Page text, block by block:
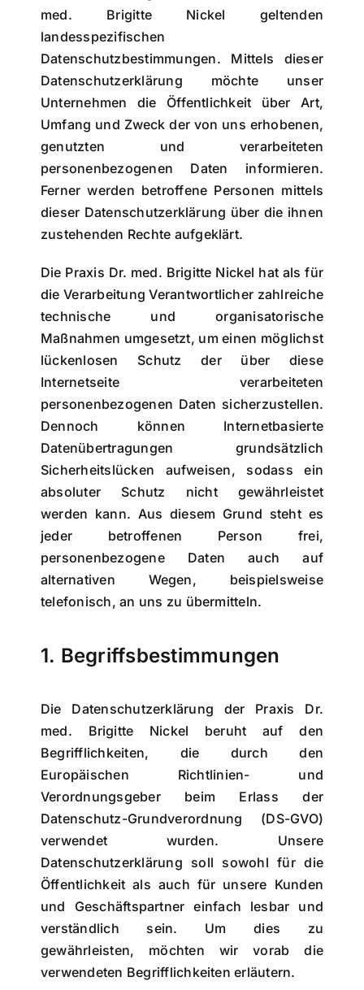
med. Brigitte Nickel geltenden
landesspezifischen
Datenschutzbestimmungen. Mittels dieser
Datenschutzerklärung möchte unser
Unternehmen die Öffentlichkeit über Art,
Umfang und Zweck der von uns erhobenen,
genutzten und verarbeiteten
personenbezogenen Daten informieren.
Ferner werden betroffene Personen mittels
dieser Datenschutzerklärung über die ihnen
zustehenden Rechte aufgeklärt.
Die Praxis Dr. med. Brigitte Nickel hat als für
die Verarbeitung Verantwortlicher zahlreiche
technische und organisatorische
Maßnahmen umgesetzt, um einen möglichst
lückenlosen Schutz der über diese
Internetseite verarbeiteten
personenbezogenen Daten sicherzustellen.
Dennoch können Internetbasierte
Datenübertragungen grundsätzlich
Sicherheitslücken aufweisen, sodass ein
absoluter Schutz nicht gewährleistet
werden kann. Aus diesem Grund steht es
jeder betroffenen Person frei,
personenbezogene Daten auch auf
alternativen Wegen, beispielsweise
telefonisch, an uns zu übermitteln.
1. Begriffsbestimmungen
Die Datenschutzerklärung der Praxis Dr.
med. Brigitte Nickel beruht auf den
Begrifflichkeiten, die durch den
Europäischen Richtlinien- und
Verordnungsgeber beim Erlass der
Datenschutz-Grundverordnung (DS-GVO)
verwendet wurden. Unsere
Datenschutzerklärung soll sowohl für die
Öffentlichkeit als auch für unsere Kunden
und Geschäftspartner einfach lesbar und
verständlich sein. Um dies zu
gewährleisten, möchten wir vorab die
verwendeten Begrifflichkeiten erläutern.